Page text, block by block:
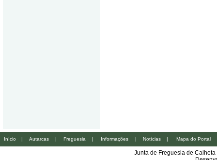
Início | Autarcas | Freguesia | Informações | Notícias | Mapa do Portal
Junta de Freguesia de